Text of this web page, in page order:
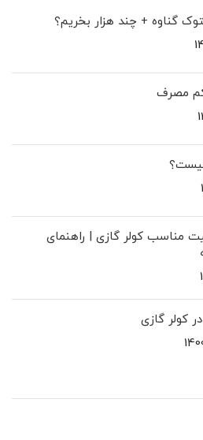
گناوه + چند هزار بخریم؟
مصرف
مناسب کولر گازی | راهنمای
کولر گازی